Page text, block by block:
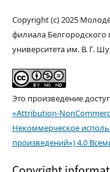
Copyright (c) 2025
филиала Белгородского
университета им. В. Г.
Это произведение
«Attribution-
Некоммерческое
произведений») 4.0